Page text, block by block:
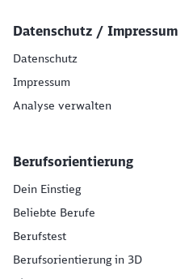
Datenschutz / Impressum
Datenschutz
Impressum
Analyse verwalten
Berufsorientierung
Dein Einstieg
Beliebte Berufe
Berufstest
Berufsorientierung in 3D